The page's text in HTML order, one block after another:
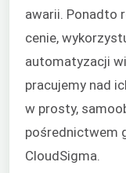
awarii. Ponadto
cenie,
automatyzacji
pracujemy nad
w prosty,
pośrednictwem
CloudSigma.